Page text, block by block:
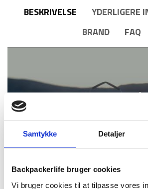
Samtykke Detaljer
Backpackerlife bruger cookies
Vi bruger cookies til at tilpasse vores
BESKRIVELSE
YDERLIGERE
BRAND
FAQ
Dette køkkensæt er fra Trangias 25 serie,
stormkøkken beregnet til 3-4 personer. I